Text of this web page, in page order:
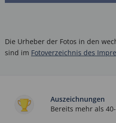
Die Urheber der Fotos in den
sind im Fotoverzeichnis des
Auszeichnungen
Bereits mehr als